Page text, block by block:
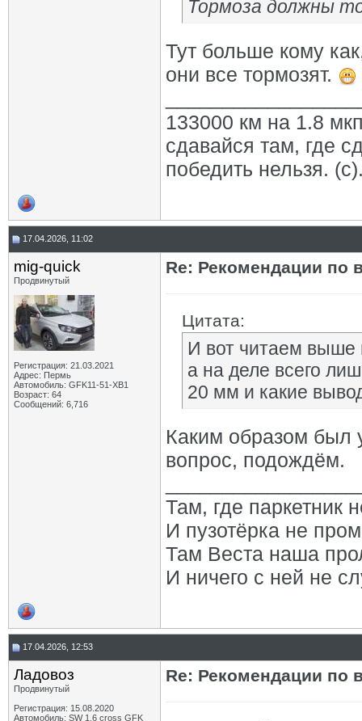
Тормоза должны
Тут больше кому
они все тормозят.
133000 км на 1.8
сдавайся там, где
победить нельзя.
17.04.2026, 11:02
mig-quick
Продвинутый
Регистрация: 21.03.2021
Адрес: Пермь
Автомобиль: GFK11-51-ХВ1
Возраст: 64
Сообщений: 6,716
Re: Рекомендации по
Цитата:
И вот читаем выше
а на деле всего
20 мм и какие
Каким образом был
вопрос, подождём.
Там, где паркетник
И пузотёрка не
Там Веста наша
И ничего с ней не
17.04.2026, 12:53
Ладовоз
Продвинутый
Регистрация: 15.08.2020
Автомобиль: SW 1.6 cross GFK
Re: Рекомендации по